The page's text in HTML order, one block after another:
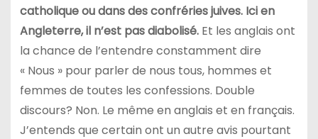
catholique ou dans des confréries juives. Ici en
Angleterre, il n’est pas diabolisé.Et les anglais ont
la chance de l’entendre constamment dire
« Nous » pour parler de nous tous, hommes et
femmes de toutes les confessions. Double
discours? Non. Le même en anglais et en français.
J’entends que certain ont un autre avis pourtant